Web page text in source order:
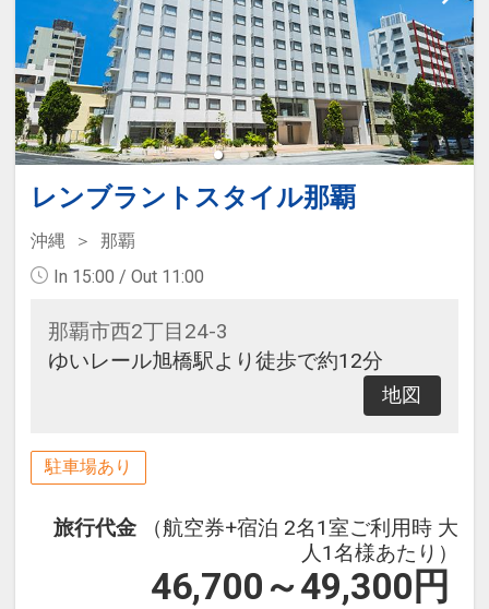
レンブラントスタイル那覇
沖縄
那覇
In 15:00 / Out 11:00
那覇市西2丁目24-3
ゆいレール旭橋駅より徒歩で約12分
地図
駐車場あり
旅行代金
（航空券+宿泊 2名1室ご利用時 大
人1名様あたり）
46,700～49,300 円